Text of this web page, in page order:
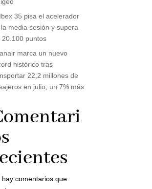
35 pisa el acelerador
media sesión y supera
20.100 puntos
marca un nuevo
histórico tras
22,2 millones de
en julio, un 7% más
hay comentarios que